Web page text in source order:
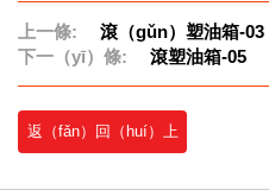
上一條:
滾（gǔn）塑油箱-03
下一（yī）條:
滾塑油箱-05
返（fǎn）回（huí）上